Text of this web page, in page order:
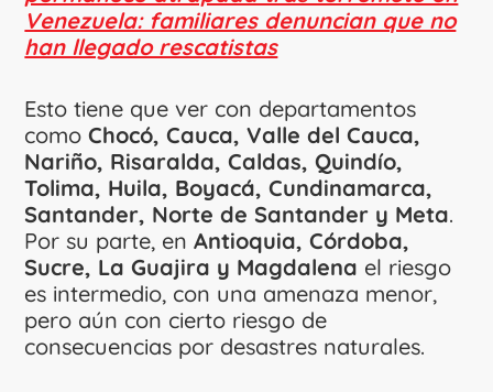
Venezuela: familiares denuncian que no
han llegado rescatistas
Esto tiene que ver con departamentos
comoChocó, Cauca, Valle del Cauca,
Nariño, Risaralda, Caldas, Quindío,
Tolima, Huila, Boyacá, Cundinamarca,
Santander, Norte de Santander y Meta.
Por su parte, enAntioquia, Córdoba,
Sucre, La Guajira y Magdalena el riesgo
es intermedio, con una amenaza menor,
pero aún con cierto riesgo de
consecuencias por desastres naturales.